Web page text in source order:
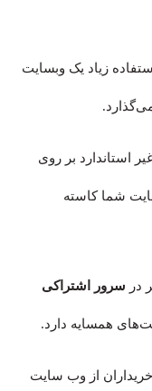
زیاد یک وبسایت
استاندارد بر روی
شما کاسته
در سرور اشتراکی
همسایه دارد.
از وب ‌سایت